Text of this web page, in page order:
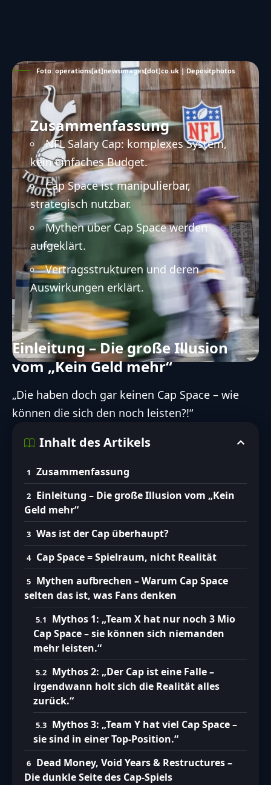
Foto: operations[at]newsimages[dot]co.uk | Depositphotos
Zusammenfassung
NFL Salary Cap: komplexes System,
kein einfaches Budget.
Cap Space ist manipulierbar,
strategisch nutzbar.
Mythen über Cap Space werden
aufgeklärt.
Vertragsstrukturen und deren
Auswirkungen erklärt.
Einleitung – Die große Illusion
vom „Kein Geld mehr“
„Die haben doch gar keinen Cap Space – wie
können die sich den noch leisten?!“
Inhalt des Artikels
Zusammenfassung
Einleitung – Die große Illusion vom „Kein
Geld mehr“
Was ist der Cap überhaupt?
Cap Space = Spielraum, nicht Realität
Mythen aufbrechen – Warum Cap Space
selten das ist, was Fans denken
Mythos 1: „Team X hat nur noch 3 Mio
Cap Space – sie können sich niemanden
mehr leisten.“
Mythos 2: „Der Cap ist eine Falle –
irgendwann holt sich die Realität alles
zurück.“
Mythos 3: „Team Y hat viel Cap Space –
sie sind in einer Top-Position.“
Dead Money, Void Years & Restructures –
Die dunkle Seite des Cap-Spiels